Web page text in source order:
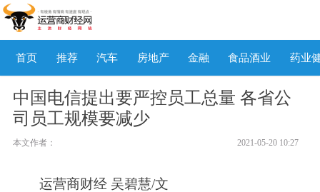
首页 推荐 汽车 房地产 金融 食品酒业 药业
中国电信提出要严控员工总量 各省公
司员工规模要减少
本文作者： 2021-05-20 10:27
运营商财经 吴碧慧/文